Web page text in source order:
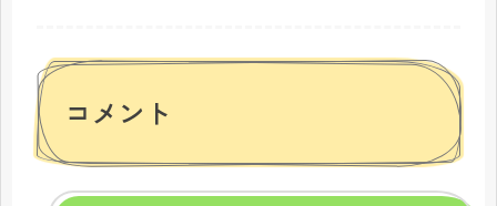
コメント